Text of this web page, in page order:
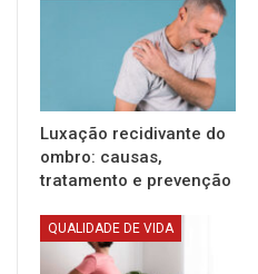
Luxação recidivante do
ombro: causas,
tratamento e prevenção
QUALIDADE DE VIDA